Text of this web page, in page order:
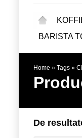
BARISTA
Home » Tags »
De